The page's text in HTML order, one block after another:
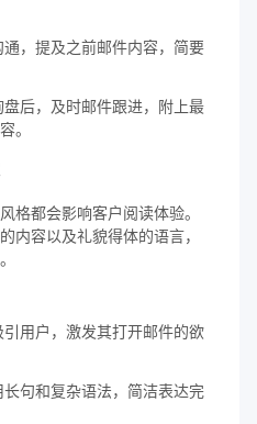
，提及之前邮件内容，简要
后，及时邮件跟进，附上最
。
格都会影响客户阅读体验。
内容以及礼貌得体的语言，
用户，激发其打开邮件的欲
句和复杂语法，简洁表达完